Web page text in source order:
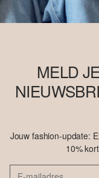
MELD
Jouw fashion-update:
10%